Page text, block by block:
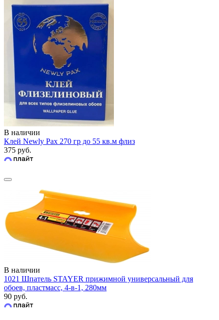
В наличии
Клей Newly Pax 270 гр до 55 кв.м флиз
375 руб.
В наличии
1021 Шпатель STAYER прижимной универсальный для
обоев, пластмасс, 4-в-1, 280мм
90 руб.